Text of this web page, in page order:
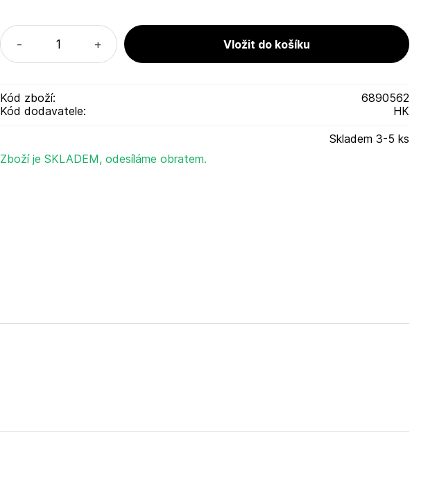
- +
Kód zboží:
6890562
Kód dodavatele:
HK
Skladem 3-5 ks
Zboží je SKLADEM, odesíláme obratem.